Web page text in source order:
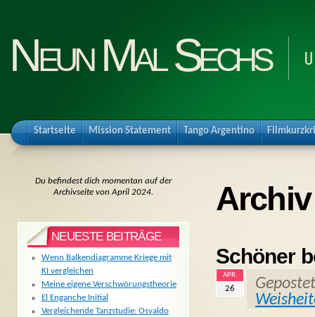
Neun Mal Sechs
Startseite Mission Statement Tango Argentino
Schöner
APR.
26
Du befindest dich momentan auf der
Archivseite von April 2024.
NEUESTE BEITRÄGE
Wenn Balkendiagramme Kriege mit
KI vergleichen
Meine eigene Verschwörungstheorie
El Enganche Initial
Vergleichende Tanzstudie: Osvaldo